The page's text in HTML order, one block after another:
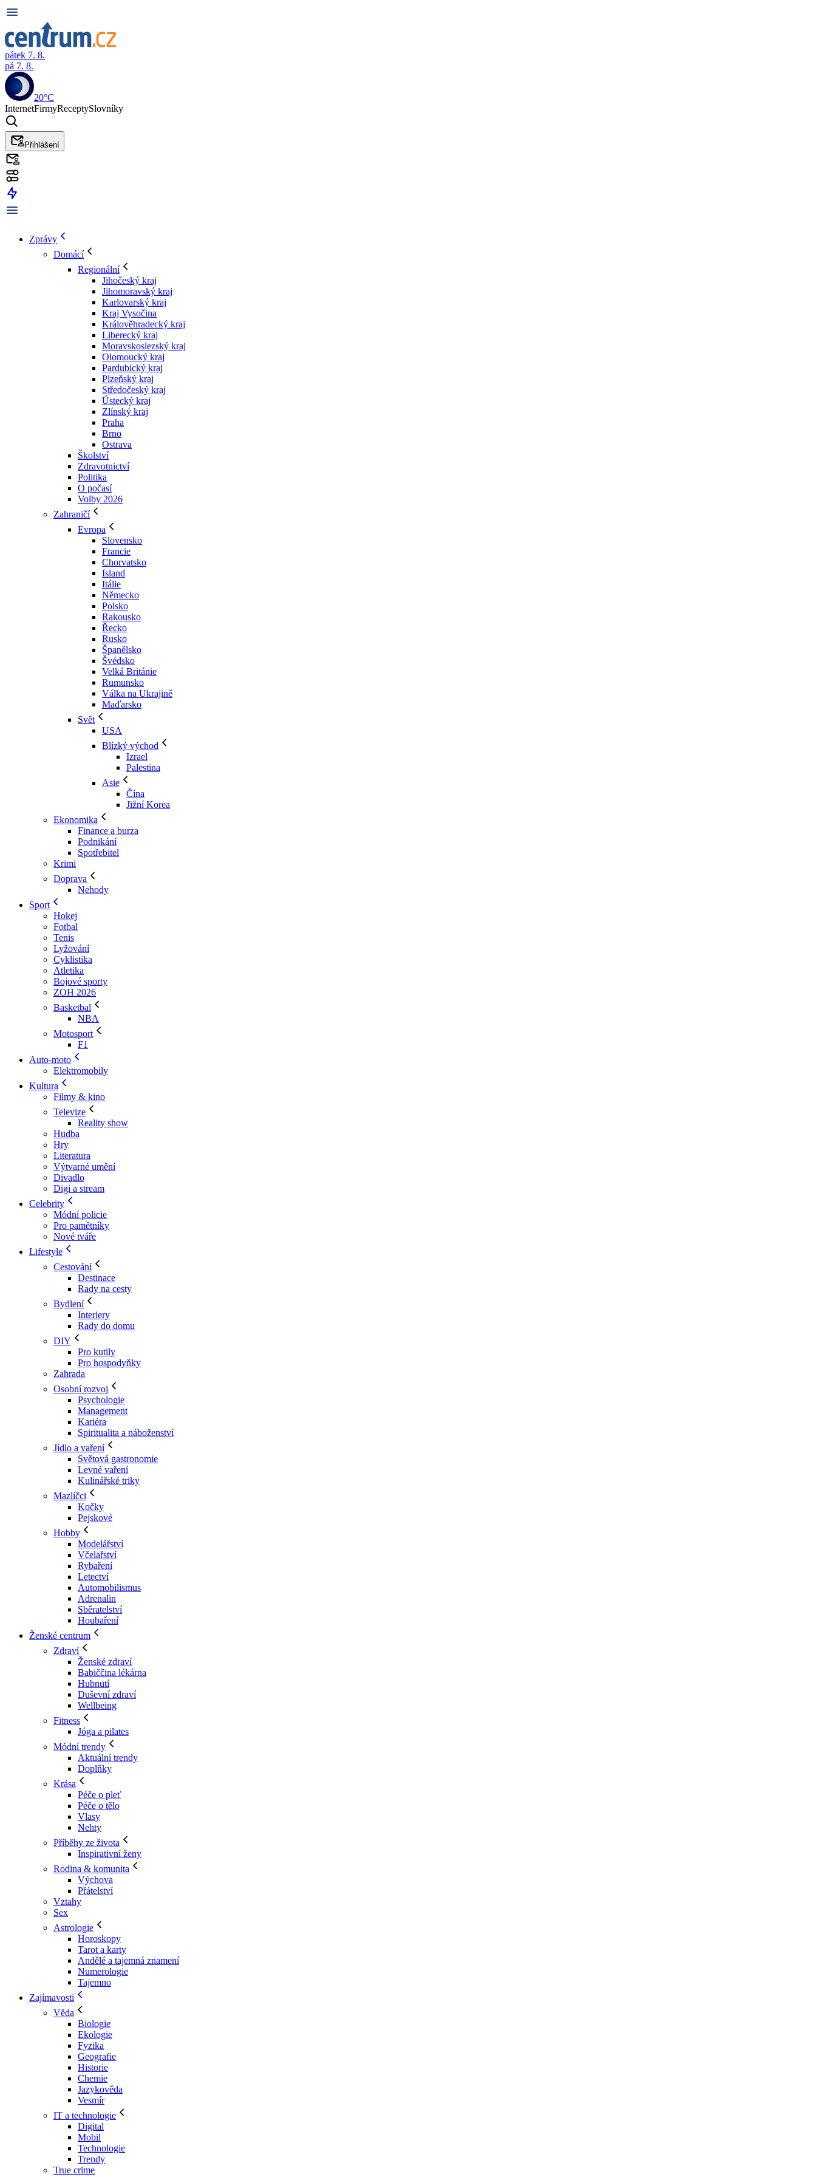
pátek 7. 8.
pá 7. 8.
20°C
InternetFirmyReceptySlovníky
Přihlášení
Zprávy
Domácí
Regionální
Jihočeský kraj
Jihomoravský kraj
Karlovarský kraj
Kraj Vysočina
Králověhradecký kraj
Liberecký kraj
Moravskoslezský kraj
Olomoucký kraj
Pardubický kraj
Plzeňský kraj
Středočeský kraj
Ústecký kraj
Zlínský kraj
Praha
Brno
Ostrava
Školství
Zdravotnictví
Politika
O počasí
Volby 2026
Zahraničí
Evropa
Slovensko
Francie
Chorvatsko
Island
Itálie
Německo
Polsko
Rakousko
Řecko
Rusko
Španělsko
Švédsko
Velká Británie
Rumunsko
Válka na Ukrajině
Maďarsko
Svět
USA
Blízký východ
Izrael
Palestina
Asie
Čína
Jižní Korea
Ekonomika
Finance a burza
Podnikání
Spotřebitel
Krimi
Doprava
Nehody
Sport
Hokej
Fotbal
Tenis
Lyžování
Cyklistika
Atletika
Bojové sporty
ZOH 2026
Basketbal
NBA
Motosport
F1
Auto-moto
Elektromobily
Kultura
Filmy & kino
Televize
Reality show
Hudba
Hry
Literatura
Výtvarné umění
Divadlo
Digi a stream
Celebrity
Módní policie
Pro pamětníky
Nové tváře
Lifestyle
Cestování
Destinace
Rady na cesty
Bydlení
Interiery
Rady do domu
DIY
Pro kutily
Pro hospodyňky
Zahrada
Osobní rozvoj
Psychologie
Management
Kariéra
Spiritualita a náboženství
Jídlo a vaření
Světová gastronomie
Levné vaření
Kulinářské triky
Mazlíčci
Kočky
Pejskové
Hobby
Modelářství
Včelařství
Rybaření
Letectví
Automobilismus
Adrenalin
Sběratelství
Houbaření
Ženské centrum
Zdraví
Ženské zdraví
Babiččina lékárna
Hubnutí
Duševní zdraví
Wellbeing
Fitness
Jóga a pilates
Módní trendy
Aktuální trendy
Doplňky
Krása
Péče o pleť
Péče o tělo
Vlasy
Nehty
Příběhy ze života
Inspirativní ženy
Rodina & komunita
Výchova
Přátelství
Vztahy
Sex
Astrologie
Horoskopy
Tarot a karty
Andělé a tajemná znamení
Numerologie
Tajemno
Zajímavosti
Věda
Biologie
Ekologie
Fyzika
Geografie
Historie
Chemie
Jazykověda
Vesmír
IT a technologie
Digital
Mobil
Technologie
Trendy
True crime